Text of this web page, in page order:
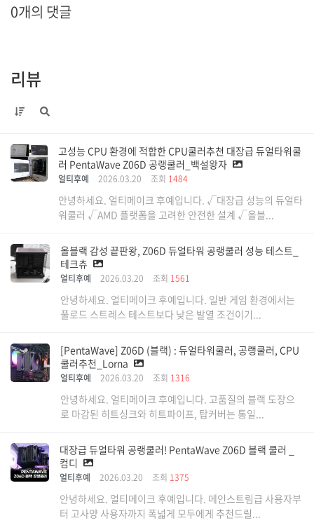
0개의 댓글
리뷰
고성능 CPU 환경에 적합한 CPU쿨러추천 대장급 듀얼타워쿨
러 PentaWave Z06D 공랭쿨러_백설왕자
얼티후예 2026.03.20 조회 1484
안녕하세요. 얼티메이크 후예입니다. √대장급 성능의 듀얼타
워쿨러 √AMD 플랫폼을 고려한 안전한 설계 √올블...
올블랙 감성 끝판왕, Z06D 듀얼타워 공랭쿨러 성능 테스트_
테크츄
얼티후예 2026.03.20 조회 1561
안녕하세요. 얼티메이크 후예입니다. 일반 게임 환경에서는
풀로드 스트레스 테스트보다 낮은 발열 조건이기...
[PentaWave] Z06D (블랙) : 듀얼타워쿨러, 공랭쿨러, CPU
쿨러추천_Lorna
얼티후예 2026.03.20 조회 1316
안녕하세요. 얼티메이크 후예입니다. 고품질의 블랙 도장으
로 마감된 히트싱크와 히트파이프, 탑커버는 통일...
대장급 듀얼타워 공랭쿨러! PentaWave Z06D 블랙 쿨러 _
컴디
얼티후예 2026.03.20 조회 1375
안녕하세요. 얼티메이크 후예입니다. 메인스트림급 사용자부
터 고사양 사용자까지 폭넓게 모두에게 추천드릴...